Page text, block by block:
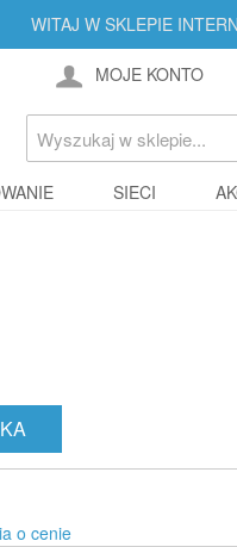
WITAJ W SKLEPIE
MOJE KONTO
SIECI
o cenie